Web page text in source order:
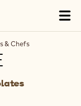
& Chefs